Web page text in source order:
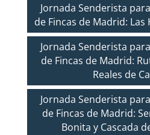
Jornada Senderista
de Fincas de Madrid: Las
Jornada Senderista
de Fincas de Madrid:
Reales de
Jornada Senderista
de Fincas de Madrid:
Bonita y Cascada